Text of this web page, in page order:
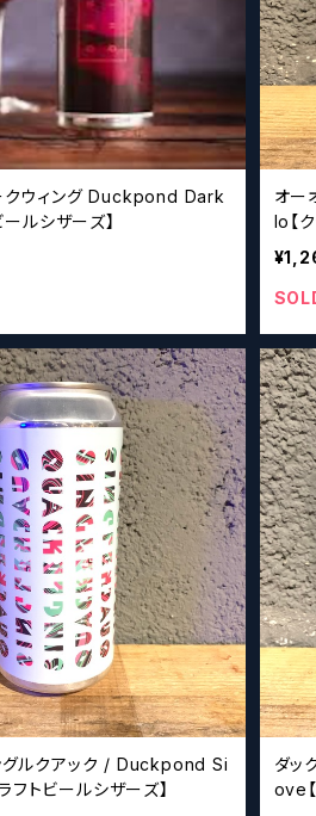
Duckpond Dark
ルシザーズ】
オ
lo【
グルクアック / Duckpond Si
トビールシザーズ】
ダック
ove